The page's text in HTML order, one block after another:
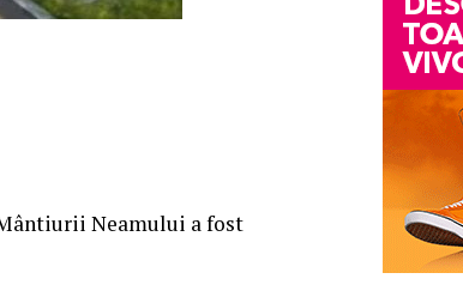
Neamului a fost